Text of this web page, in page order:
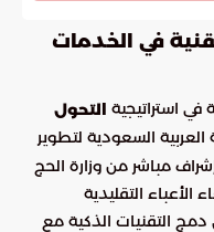
في الخدمات
في استراتيجية التحول
العربية السعودية لتطوير
مباشر من وزارة الحج
الأعباء التقليدية
التقنيات الذكية مع